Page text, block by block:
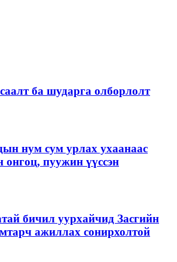
ба шударга олборлолт
нум сум урлах ухаанаас
онгоц, пуужин үүссэн
бичил уурхайчид Засгийн
ажиллах сонирхолтой